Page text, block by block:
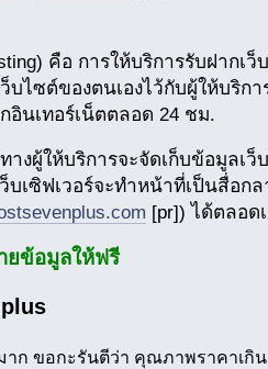
คือ การให้บริการรับฝาก
ไซต์ของตนเองไว้กับผู้ให้บริกา
นเทอร์เน็ตตลอด 24 ชม.
างผู้ให้บริการจะจัดเก็บข้อมูลเว็
ว็บเซิฟเวอร์จะทำหน้าที่เป็นสื่อ
[pr]) ได้ตลอด
ยข้อมูลให้ฟรี
าก ขอกะรันตีว่า คุณภาพราคาเกิ